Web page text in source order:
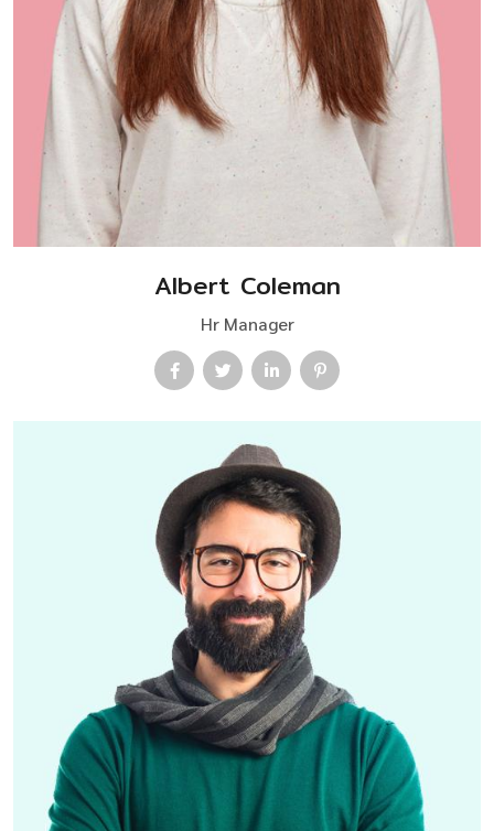
Albert Coleman
Hr Manager